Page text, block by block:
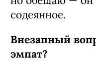
содеянное.
Внезапный
эмпат?